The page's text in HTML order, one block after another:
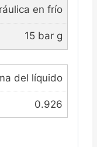
en frío
15 bar g
del líquido
0.926